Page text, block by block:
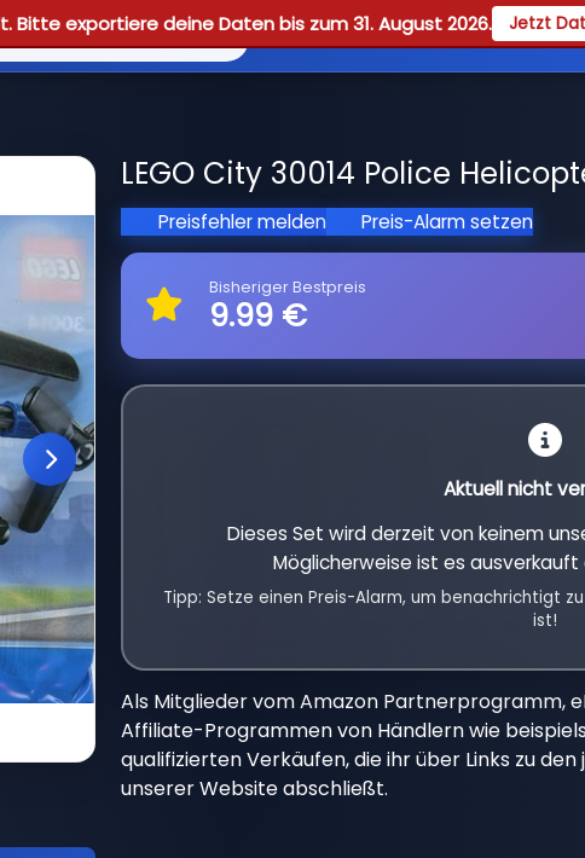
exportiere deine Daten bis zum 31. August 2026. Jetzt
Reviews Guides
LEGO City 30014 Police
Preisfehler melden Preis-Alarm setzen
Bisheriger Bestpreis
9.99 €
Aktuell nicht
Dieses Set wird derzeit von keinem
Möglicherweise ist es
Tipp: Setze einen Preis-Alarm, um benachrichtigt
ist!
Als Mitglieder vom Amazon Partnerprogramm,
Affiliate-Programmen von Händlern wie
qualifizierten Verkäufen, die ihr über Links zu
unserer Website abschließt.